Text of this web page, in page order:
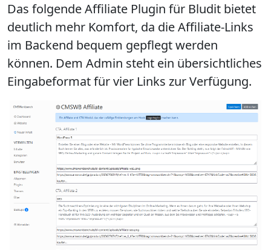
Das folgende Affiliate Plugin für Bludit bietet
deutlich mehr Komfort, da die Affiliate-Links
im Backend bequem gepflegt werden
können. Dem Admin steht ein übersichtliches
Eingabeformat für vier Links zur Verfügung.